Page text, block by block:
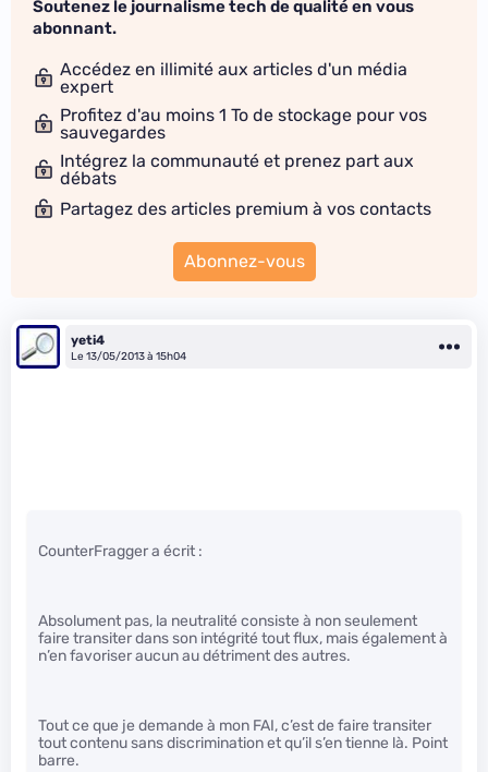
Soutenez le journalisme tech de qualité en vous
abonnant.
Accédez en illimité aux articles d'un média
expert
Profitez d'au moins 1 To de stockage pour vos
sauvegardes
Intégrez la communauté et prenez part aux
débats
Partagez des articles premium à vos contacts
Abonnez-vous
yeti4
Le 13/05/2013 à 15h04
CounterFragger a écrit :
Absolument pas, la neutralité consiste à non seulement
faire transiter dans son intégrité tout flux, mais également à
n’en favoriser aucun au détriment des autres.
Tout ce que je demande à mon FAI, c’est de faire transiter
tout contenu sans discrimination et qu’il s’en tienne là. Point
barre.